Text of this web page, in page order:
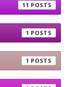
11
1
1